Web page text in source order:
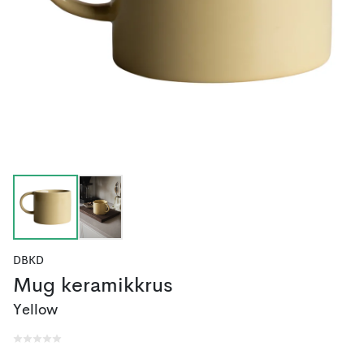
DBKD
Mug keramikkrus
Yellow